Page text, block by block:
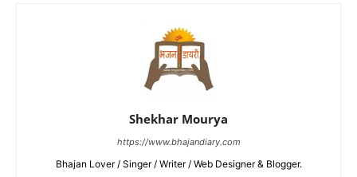
Shekhar Mourya
https://www.bhajandiary.com
Bhajan Lover / Singer / Writer / Web Designer & Blogger.